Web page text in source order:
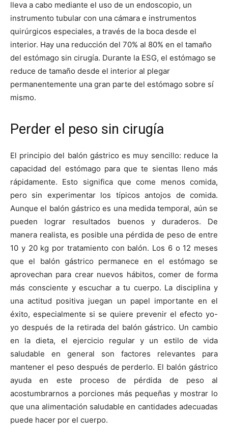
lleva a cabo mediante el uso de un endoscopio, un
instrumento tubular con una cámara e instrumentos
quirúrgicos especiales, a través de la boca desde el
interior. Hay una reducción del 70% al 80% en el tamaño
del estómago sin cirugía. Durante la ESG, el estómago se
reduce de tamaño desde el interior al plegar
permanentemente una gran parte del estómago sobre sí
mismo.
Perder el peso sin cirugía
El principio del balón gástrico es muy sencillo: reduce la
capacidad del estómago para que te sientas lleno más
rápidamente. Esto significa que come menos comida,
pero sin experimentar los típicos antojos de comida.
Aunque el balón gástrico es una medida temporal, aún se
pueden lograr resultados buenos y duraderos. De
manera realista, es posible una pérdida de peso de entre
10 y 20 kg por tratamiento con balón. Los 6 o 12 meses
que el balón gástrico permanece en el estómago se
aprovechan para crear nuevos hábitos, comer de forma
más consciente y escuchar a tu cuerpo. La disciplina y
una actitud positiva juegan un papel importante en el
éxito, especialmente si se quiere prevenir el efecto yo-
yo después de la retirada del balón gástrico. Un cambio
en la dieta, el ejercicio regular y un estilo de vida
saludable en general son factores relevantes para
mantener el peso después de perderlo. El balón gástrico
ayuda en este proceso de pérdida de peso al
acostumbrarnos a porciones más pequeñas y mostrar lo
que una alimentación saludable en cantidades adecuadas
puede hacer por el cuerpo.